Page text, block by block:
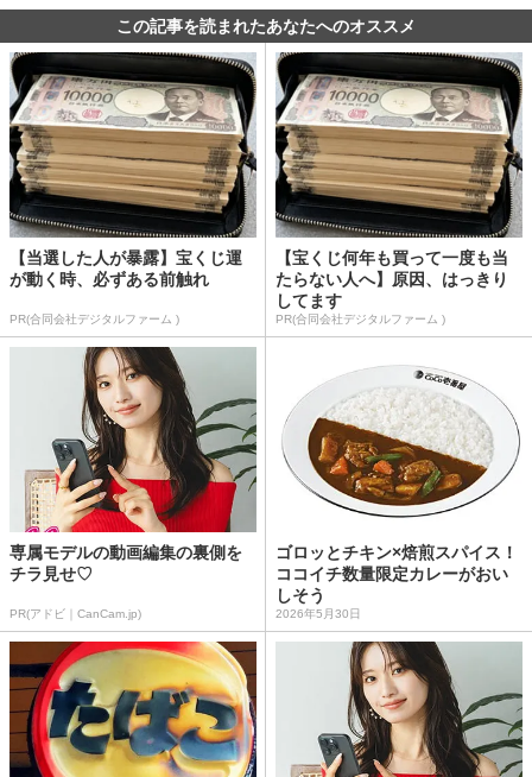
この記事を読まれたあなたへのオススメ
【当選した人が暴露】宝くじ運
が動く時、必ずある前触れ
PR(合同会社デジタルファーム )
【宝くじ何年も買って一度も当
たらない人へ】原因、はっきり
してます
PR(合同会社デジタルファーム )
専属モデルの動画編集の裏側を
チラ見せ♡
PR(アドビ｜CanCam.jp)
ゴロッとチキン×焙煎スパイス！
ココイチ数量限定カレーがおい
しそう
2026年5月30日